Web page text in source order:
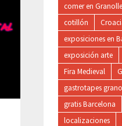
comer en
cotillón
exposiciones en
exposición arte
Fira Medieval
gastrotapes
gratis Barcelona
localizaciones